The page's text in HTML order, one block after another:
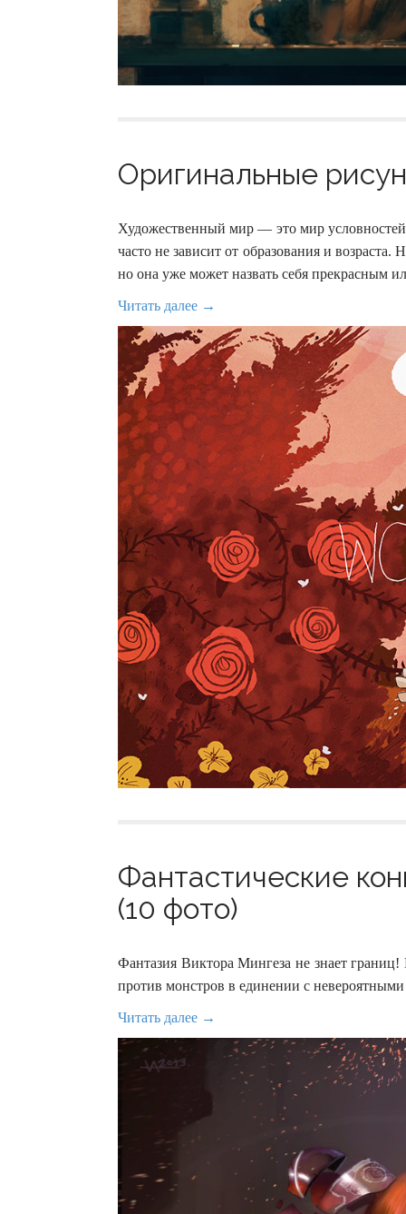
Оригинальные
Художественный мир — это мир условностей
часто не зависит от образования и
но она уже может назвать себя прекрасным
Читать далее →
Фантастические
(10 фото)
Фантазия Виктора Мингеза не знает
против монстров в единении с
Читать далее →